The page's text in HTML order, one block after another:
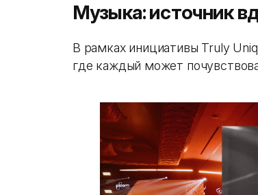
Музыка: источник
В рамках инициативы Truly
где каждый может